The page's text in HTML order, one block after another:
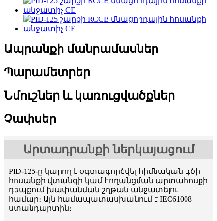
Ապրանքի մանրամասներ
Պարամետրեր
Նմուշներ և կառուցվածքներ
Չափսեր
Արտադրանքի ներկայացում
PID-125-ը կարող է օգտագործվել հիմնական գծի
հոսանքի վտանգի կամ հողանցման արտահոսքի
դեպքում խափանման շղթան անջատելու
համար։ Այն համապատասխանում է IEC61008
ստանդարտին։